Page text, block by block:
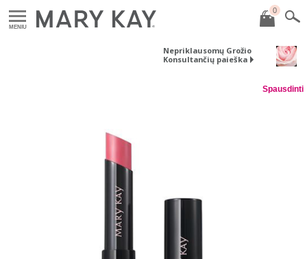
MENIU
0
Nepriklausomų Grožio
Konsultančių paieška
Spausdinti